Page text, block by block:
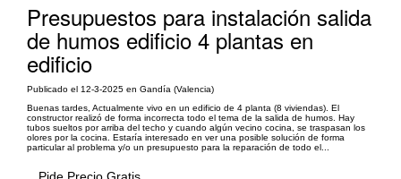
Presupuestos para instalación salida
de humos edificio 4 plantas en
edificio
Publicado el 12-3-2025 en Gandía (Valencia)
Buenas tardes, Actualmente vivo en un edificio de 4 planta (8 viviendas). El
constructor realizó de forma incorrecta todo el tema de la salida de humos. Hay
tubos sueltos por arriba del techo y cuando algún vecino cocina, se traspasan los
olores por la cocina. Estaría interesado en ver una posible solución de forma
particular al problema y/o un presupuesto para la reparación de todo el...